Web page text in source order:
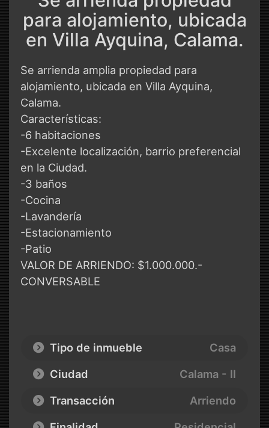
para alojamiento, ubicada
en Villa Ayquina, Calama.
Se arrienda amplia propiedad para
alojamiento, ubicada en Villa Ayquina,
Calama.
Características:
-6 habitaciones
-Excelente localización, barrio preferencial
en la Ciudad.
-3 baños
-Cocina
-Lavandería
-Estacionamiento
-Patio
VALOR DE ARRIENDO: $1.000.000.-
CONVERSABLE
Tipo de inmueble
Casa
Ciudad
Calama - II
Transacción
Arriendo